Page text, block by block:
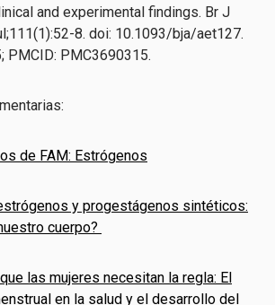
and experimental findings. Br J
8. doi: 10.1093/bja/aet127.
PMCID: PMC3690315.
de FAM: Estrógenos
y progestágenos sintéticos:
cuerpo?
las mujeres necesitan la regla: El
en la salud y el desarrollo del